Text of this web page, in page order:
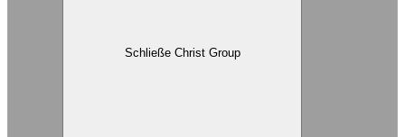
Schließe Christ Group